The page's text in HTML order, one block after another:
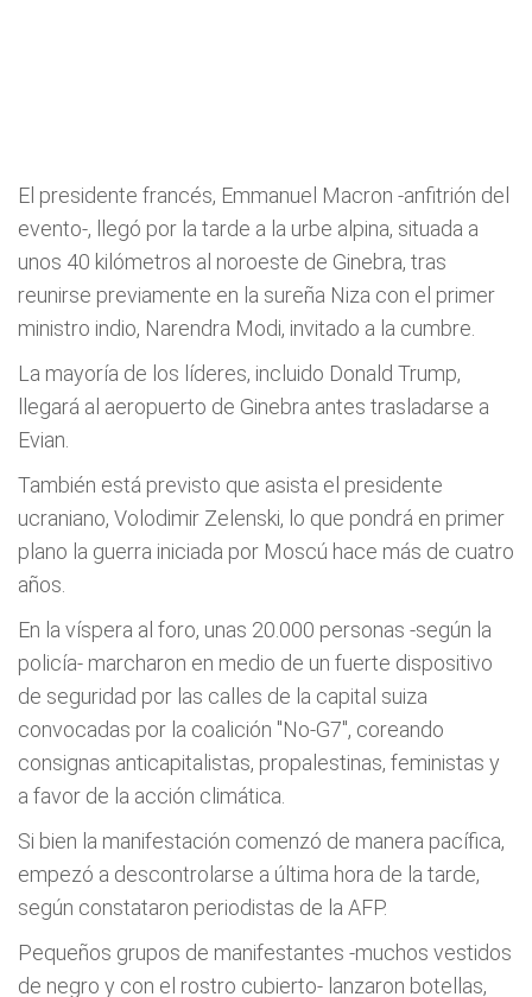
El presidente francés, Emmanuel Macron -anfitrión del
evento-, llegó por la tarde a la urbe alpina, situada a
unos 40 kilómetros al noroeste de Ginebra, tras
reunirse previamente en la sureña Niza con el primer
ministro indio, Narendra Modi, invitado a la cumbre.
La mayoría de los líderes, incluido Donald Trump,
llegará al aeropuerto de Ginebra antes trasladarse a
Evian.
También está previsto que asista el presidente
ucraniano, Volodimir Zelenski, lo que pondrá en primer
plano la guerra iniciada por Moscú hace más de cuatro
años.
En la víspera al foro, unas 20.000 personas -según la
policía- marcharon en medio de un fuerte dispositivo
de seguridad por las calles de la capital suiza
convocadas por la coalición "No-G7", coreando
consignas anticapitalistas, propalestinas, feministas y
a favor de la acción climática.
Si bien la manifestación comenzó de manera pacífica,
empezó a descontrolarse a última hora de la tarde,
según constataron periodistas de la AFP.
Pequeños grupos de manifestantes -muchos vestidos
de negro y con el rostro cubierto- lanzaron botellas,